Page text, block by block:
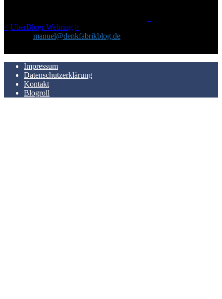
< UberBlogr Webring >
manuel@denkfabrikblog.de
Impressum
Datenschutzerklärung
Kontakt
Blogroll